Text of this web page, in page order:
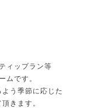
ィップラン等
ムです。
う季節に応じた
きます。